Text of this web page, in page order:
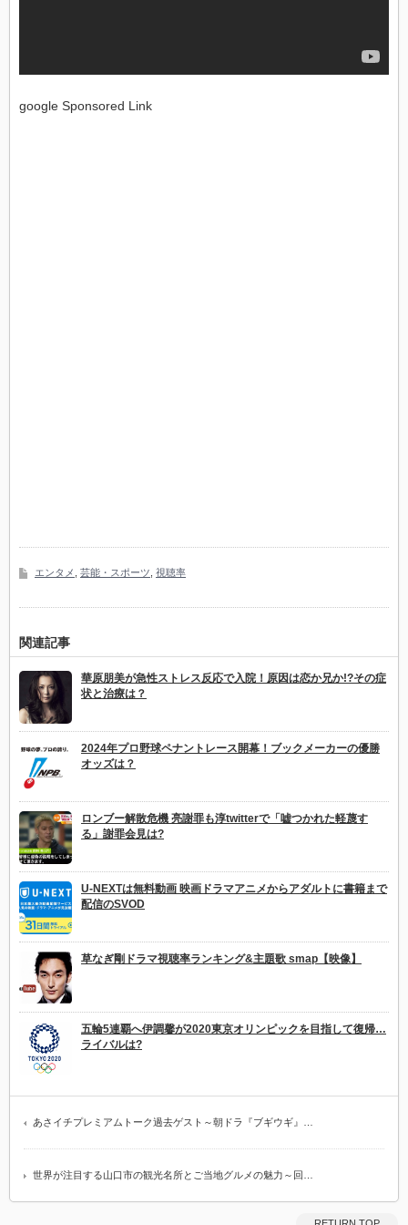
google Sponsored Link
エンタメ 芸能・スポーツ 視聴率
関連記事
華原朋美が急性ストレス反応で入院！原因は恋か兄か!?その症
状と治療は？
2024年プロ野球ペナントレース開幕！ブックメーカーの優勝
オッズは？
ロンブー解散危機 亮謝罪も淳twitterで「嘘つかれた軽蔑す
る」謝罪会見は?
U-NEXTは無料動画 映画ドラマアニメからアダルトに書籍まで
配信のSVOD
草なぎ剛ドラマ視聴率ランキング&主題歌 smap【映像】
五輪5連覇へ伊調馨が2020東京オリンピックを目指して復帰…
ライバルは?
あさイチプレミアムトーク過去ゲスト～朝ドラ『ブギウギ』…
世界が注目する山口市の観光名所とご当地グルメの魅力～回…